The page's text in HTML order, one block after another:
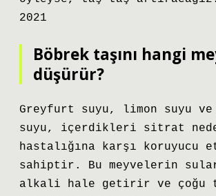
2021
Böbrek taşını hangi
düşürür?
Greyfurt suyu, limon suyu
suyu, içerdikleri sitrat
hastalığına karşı koruyucu
sahiptir. Bu meyvelerin
alkali hale getirir ve çoğu